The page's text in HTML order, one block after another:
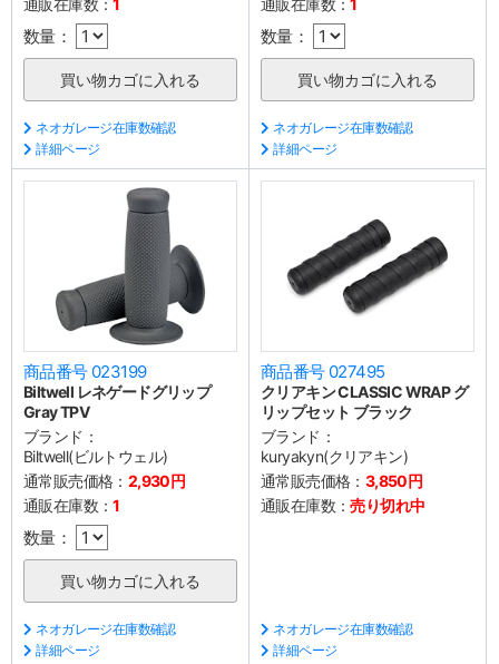
通販在庫数：1
数量：
ネオガレージ在庫数確認
詳細ページ
通販在庫数：1
数量：
ネオガレージ在庫数確認
詳細ページ
商品番号 023199
Biltwell レネゲードグリップ
Gray TPV
ブランド：
Biltwell(ビルトウェル)
通常販売価格： 2,930円
通販在庫数：1
数量：
ネオガレージ在庫数確認
詳細ページ
商品番号 027495
クリアキン CLASSIC WRAP グ
リップセット ブラック
ブランド：
kuryakyn(クリアキン)
通常販売価格： 3,850円
通販在庫数：売り切れ中
ネオガレージ在庫数確認
詳細ページ